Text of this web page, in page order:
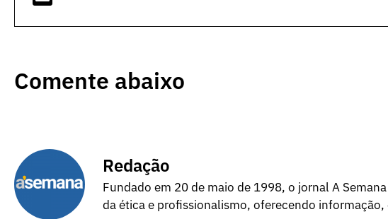
Comente abaixo
Redação
Fundado em 20 de maio de 1998, o jornal A
da ética e profissionalismo, oferecendo